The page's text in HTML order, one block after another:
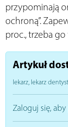
przypominają
ochroną”.
proc., trzeba
Artykuł
lekarz, lekarz
Zaloguj się, aby